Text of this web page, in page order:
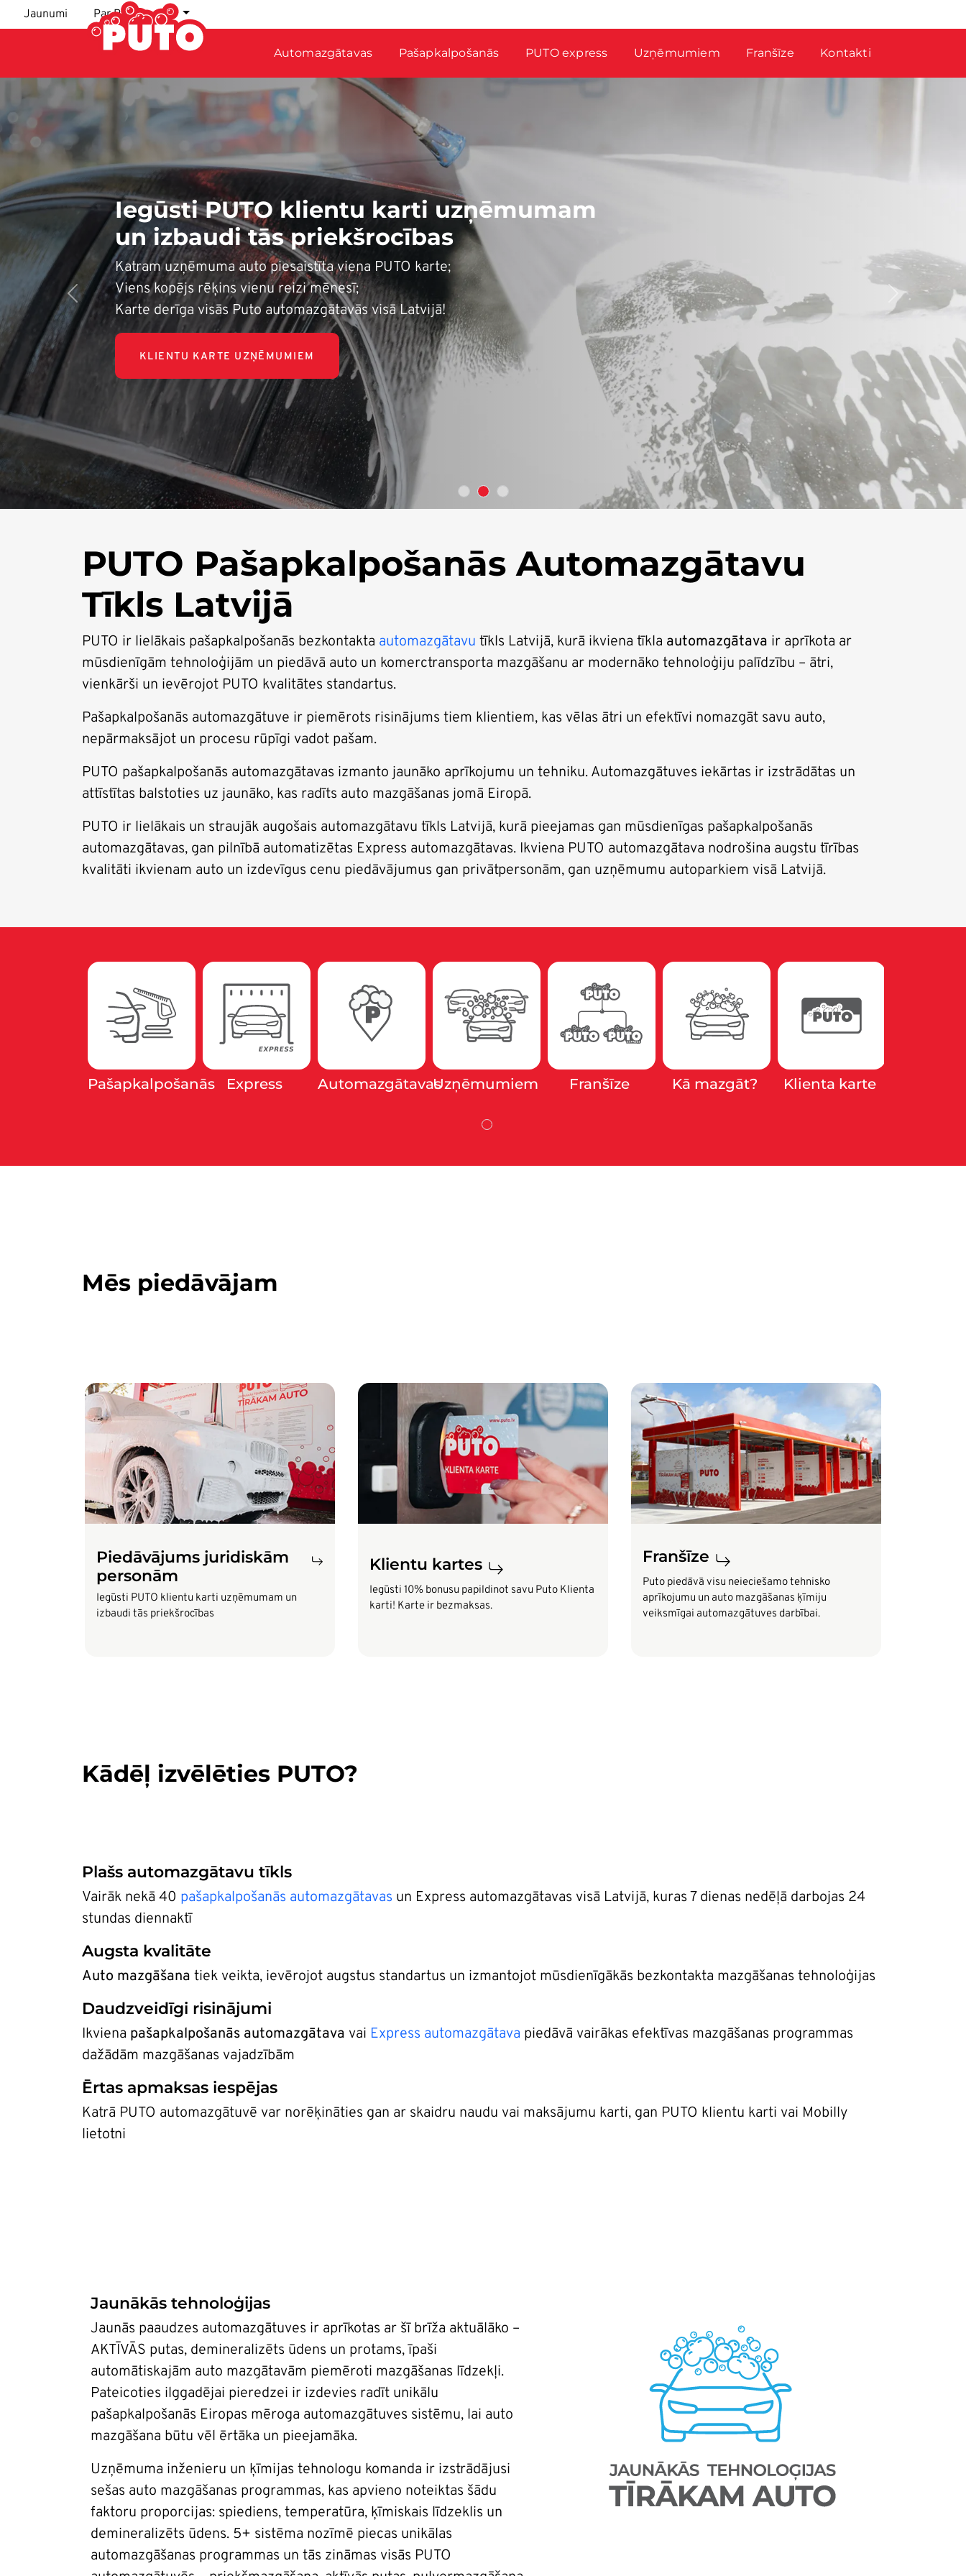
Pārlekt uz galveno saturu
Jaunumi Par PUTO LV
Automazgātavas Pašapkalpošanās PUTO express Uzņēmumiem Franšīze Kontakti
Iegūsti PUTO klientu karti uzņēmumam
un izbaudi tās priekšrocības
Katram uzņēmuma auto piesaistīta viena PUTO karte;
Viens kopējs rēķins vienu reizi mēnesī;
Karte derīga visās Puto automazgātavās visā Latvijā!
KLIENTU KARTE UZŅĒMUMIEM
Previous Next
PUTO Pašapkalpošanās Automazgātavu
Tīkls Latvijā
PUTO ir lielākais pašapkalpošanās bezkontakta automazgātavu tīkls Latvijā, kurā ikviena tīkla automazgātava ir aprīkota ar
mūsdienīgām tehnoloģijām un piedāvā auto un komerctransporta mazgāšanu ar modernāko tehnoloģiju palīdzību – ātri,
vienkārši un ievērojot PUTO kvalitātes standartus.
Pašapkalpošanās automazgātuve ir piemērots risinājums tiem klientiem, kas vēlas ātri un efektīvi nomazgāt savu auto,
nepārmaksājot un procesu rūpīgi vadot pašam.
PUTO pašapkalpošanās automazgātavas izmanto jaunāko aprīkojumu un tehniku. Automazgātuves iekārtas ir izstrādātas un
attīstītas balstoties uz jaunāko, kas radīts auto mazgāšanas jomā Eiropā.
PUTO ir lielākais un straujāk augošais automazgātavu tīkls Latvijā, kurā pieejamas gan mūsdienīgas pašapkalpošanās
automazgātavas, gan pilnībā automatizētas Express automazgātavas. Ikviena PUTO automazgātava nodrošina augstu tīrības
kvalitāti ikvienam auto un izdevīgus cenu piedāvājumus gan privātpersonām, gan uzņēmumu autoparkiem visā Latvijā.
Pašapkalpošanās Express AutomazgātavasUzņēmumiem Franšīze Kā mazgāt? Klienta karte
Mēs piedāvājam
Attēls
Piedāvājums juridiskām
personām
Iegūsti PUTO klientu karti uzņēmumam un
izbaudi tās priekšrocības
Attēls
Klientu kartes
Iegūsti 10% bonusu papildinot savu Puto Klienta
karti! Karte ir bezmaksas.
Attēls
Franšīze
Puto piedāvā visu neieciešamo tehnisko
aprīkojumu un auto mazgāšanas ķīmiju
veiksmīgai automazgātuves darbībai.
Kādēļ izvēlēties PUTO?
Plašs automazgātavu tīkls
Vairāk nekā 40 pašapkalpošanās automazgātavas un Express automazgātavas visā Latvijā, kuras 7 dienas nedēļā darbojas 24
stundas diennaktī
Augsta kvalitāte
Auto mazgāšana tiek veikta, ievērojot augstus standartus un izmantojot mūsdienīgākās bezkontakta mazgāšanas tehnoloģijas
Daudzveidīgi risinājumi
Ikviena pašapkalpošanās automazgātava vai Express automazgātava piedāvā vairākas efektīvas mazgāšanas programmas
dažādām mazgāšanas vajadzībām
Ērtas apmaksas iespējas
Katrā PUTO automazgātuvē var norēķināties gan ar skaidru naudu vai maksājumu karti, gan PUTO klientu karti vai Mobilly
lietotni
Jaunākās tehnoloģijas
Jaunās paaudzes automazgātuves ir aprīkotas ar šī brīža aktuālāko –
AKTĪVĀS putas, demineralizēts ūdens un protams, īpaši
automātiskajām auto mazgātavām piemēroti mazgāšanas līdzekļi.
Pateicoties ilggadējai pieredzei ir izdevies radīt unikālu
pašapkalpošanās Eiropas mēroga automazgātuves sistēmu, lai auto
mazgāšana būtu vēl ērtāka un pieejamāka.
Uzņēmuma inženieru un ķīmijas tehnologu komanda ir izstrādājusi
sešas auto mazgāšanas programmas, kas apvieno noteiktas šādu
faktoru proporcijas: spiediens, temperatūra, ķīmiskais līdzeklis un
demineralizēts ūdens. 5+ sistēma nozīmē piecas unikālas
automazgāšanas programmas un tās zināmas visās PUTO